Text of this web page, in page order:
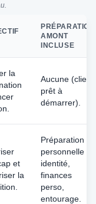
PRÉPARATION
AMONT
INCLUSE
la
Aucune (client
prêt à
démarrer).
et
la
Préparation
personnelle :
identité,
finances
perso,
entourage.